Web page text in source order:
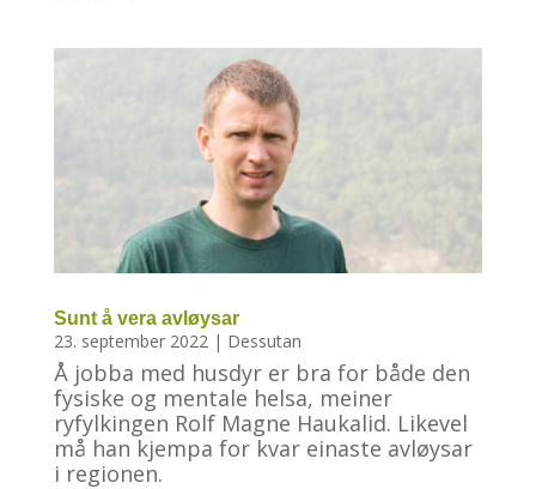
Sunt å vera avløysar
23. september 2022| Dessutan
Å jobba med husdyr er bra for både den
fysiske og mentale helsa, meiner
ryfylkingen Rolf Magne Haukalid. Likevel
må han kjempa for kvar einaste avløysar
i regionen.